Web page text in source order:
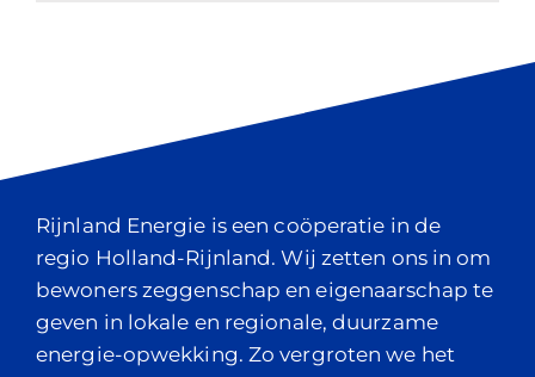
Rijnland Energie is een coöperatie in de
regio Holland-Rijnland. Wij zetten ons in om
bewoners zeggenschap en eigenaarschap te
geven in lokale en regionale, duurzame
energie-opwekking. Zo vergroten we het